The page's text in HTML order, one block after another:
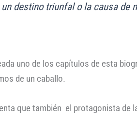
destino triunfal o la causa de
uno de los capítulos de esta
de un caballo.
que también el protagonista de